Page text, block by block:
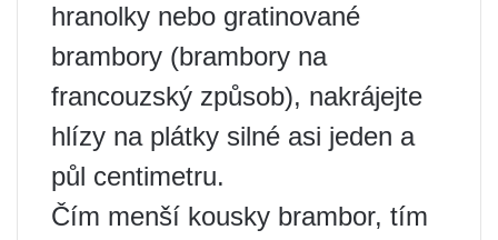
hranolky nebo gratinované
brambory (brambory na
francouzský způsob), nakrájejte
hlízy na plátky silné asi jeden a
půl centimetru.
Čím menší kousky brambor, tím